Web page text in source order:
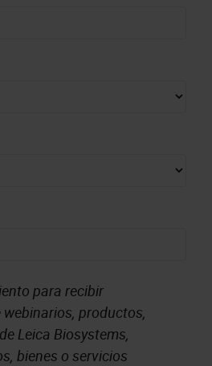
para recibir
productos,
Leica Biosystems,
bienes o servicios